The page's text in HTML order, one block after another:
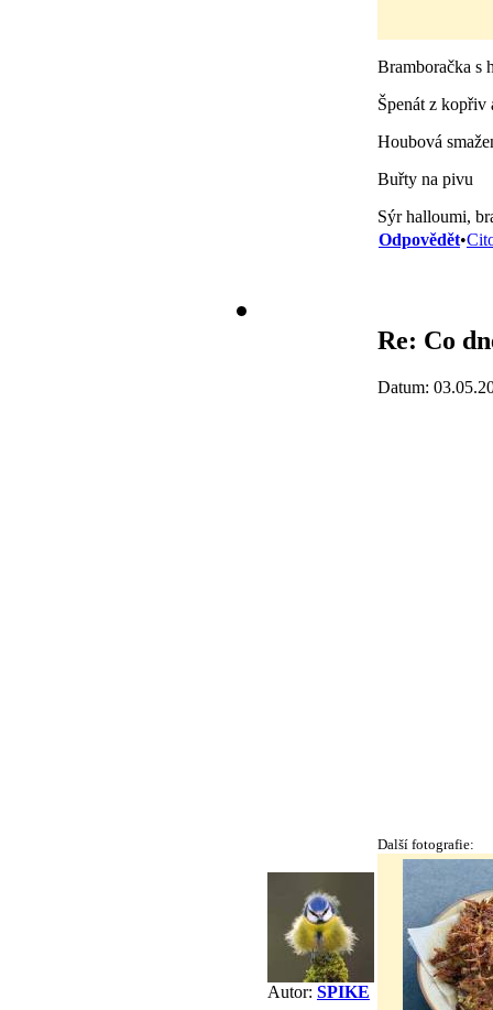
Bramboračka s
Špenát z kopřiv
Houbová
Buřty na pivu
Sýr halloumi,
Odpovědět•
Autor: SPIKE
Re: Co
Datum:
Další fotografie: